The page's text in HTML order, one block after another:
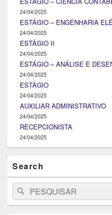
24/04/2025
ESTÁGIO – ENGENHARIA
24/04/2025
ESTÁGIO II
24/04/2025
ESTÁGIO – ANÁLISE E
24/04/2025
ESTÁGIO
24/04/2025
AUXILIAR ADMINISTRATIVO
24/04/2025
RECEPCIONISTA
24/04/2025
Search
Search
for:
Pesquisar